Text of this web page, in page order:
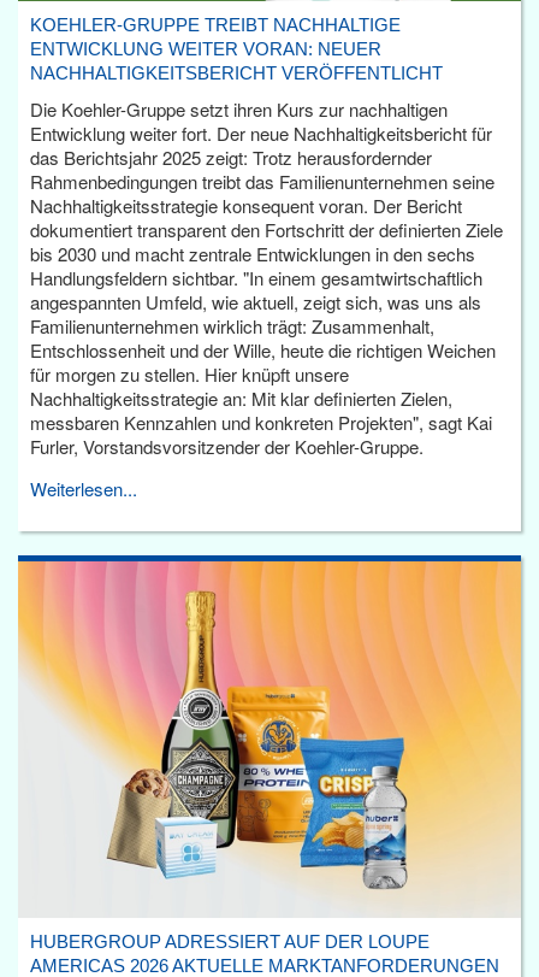
KOEHLER-GRUPPE TREIBT NACHHALTIGE
ENTWICKLUNG WEITER VORAN: NEUER
NACHHALTIGKEITSBERICHT VERÖFFENTLICHT
Die Koehler-Gruppe setzt ihren Kurs zur nachhaltigen
Entwicklung weiter fort. Der neue Nachhaltigkeitsbericht für
das Berichtsjahr 2025 zeigt: Trotz herausfordernder
Rahmenbedingungen treibt das Familienunternehmen seine
Nachhaltigkeitsstrategie konsequent voran. Der Bericht
dokumentiert transparent den Fortschritt der definierten Ziele
bis 2030 und macht zentrale Entwicklungen in den sechs
Handlungsfeldern sichtbar. "In einem gesamtwirtschaftlich
angespannten Umfeld, wie aktuell, zeigt sich, was uns als
Familienunternehmen wirklich trägt: Zusammenhalt,
Entschlossenheit und der Wille, heute die richtigen Weichen
für morgen zu stellen. Hier knüpft unsere
Nachhaltigkeitsstrategie an: Mit klar definierten Zielen,
messbaren Kennzahlen und konkreten Projekten", sagt Kai
Furler, Vorstandsvorsitzender der Koehler-Gruppe.
Weiterlesen...
HUBERGROUP ADRESSIERT AUF DER LOUPE
AMERICAS 2026 AKTUELLE MARKTANFORDERUNGEN